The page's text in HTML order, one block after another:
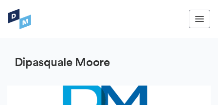
Dipasquale Moore